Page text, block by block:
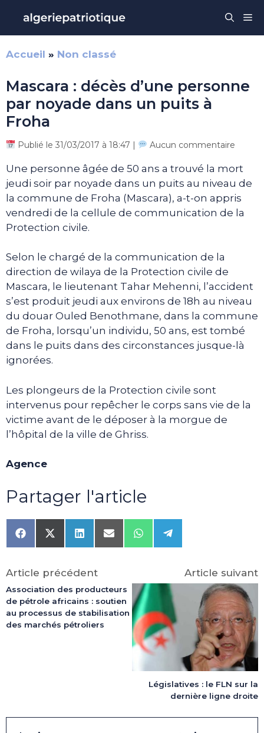
contenu
Accueil » Non classé
Mascara : décès d’une personne
par noyade dans un puits à
Froha
Publié le 31/03/2017 à 18:47 | Aucun commentaire
Une personne âgée de 50 ans a trouvé la mort
jeudi soir par noyade dans un puits au niveau de
la commune de Froha (Mascara), a-t-on appris
vendredi de la cellule de communication de la
Protection civile.
Selon le chargé de la communication de la
direction de wilaya de la Protection civile de
Mascara, le lieutenant Tahar Mehenni, l’accident
s’est produit jeudi aux environs de 18h au niveau
du douar Ouled Benothmane, dans la commune
de Froha, lorsqu’un individu, 50 ans, est tombé
dans le puits dans des circonstances jusque-là
ignorées.
Les plongeurs de la Protection civile sont
intervenus pour repêcher le corps sans vie de la
victime avant de le déposer à la morgue de
l’hôpital de la ville de Ghriss.
Agence
Partager l'article
Share
on
Share
on
(Twitter)
Share
on
Share
on
Share
on
Share
on
Article précédent
Association des producteurs
de pétrole africains : soutien
au processus de stabilisation
des marchés pétroliers
Article suivant
Législatives : le FLN sur la
dernière ligne droite